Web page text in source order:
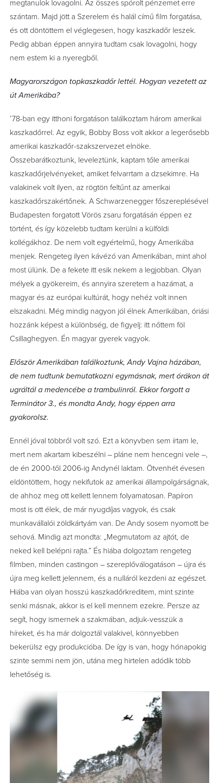
megtanulok lovagolni. Az összes spórolt pénzemet erre
szántam. Majd jött a Szerelem és halál című film forgatása,
és ott döntöttem el véglegesen, hogy kaszkadőr leszek.
Pedig abban éppen annyira tudtam csak lovagolni, hogy
nem estem ki a nyeregből.
Magyarországon topkaszkadőr lettél. Hogyan vezetett az
út Amerikába?
’78-ban egy itthoni forgatáson találkoztam három amerikai
kaszkadőrrel. Az egyik, Bobby Boss volt akkor a legerősebb
amerikai kaszkadőr-szakszervezet elnöke.
Összebarátkoztunk, leveleztünk, kaptam tőle amerikai
kaszkadőrjelvényeket, amiket felvarrtam a dzsekimre. Ha
valakinek volt ilyen, az rögtön feltűnt az amerikai
kaszkadőrszakértőnek. A Schwarzenegger főszereplésével
Budapesten forgatott Vörös zsaru forgatásán éppen ez
történt, és így közelebb tudtam kerülni a külföldi
kollégákhoz. De nem volt egyértelmű, hogy Amerikába
menjek. Rengeteg ilyen kávézó van Amerikában, mint ahol
most ülünk. De a fekete itt esik nekem a legjobban. Olyan
mélyek a gyökereim, és annyira szeretem a hazámat, a
magyar és az európai kultúrát, hogy nehéz volt innen
elszakadni. Még mindig nagyon jól élnek Amerikában, óriási
hozzánk képest a különbség, de figyelj: itt nőttem föl
Csillaghegyen. Én magyar gyerek vagyok.
Először Amerikában találkoztunk, Andy Vajna házában,
de nem tudtunk bemutatkozni egymásnak, mert órákon át
ugráltál a medencébe a trambulinról. Ekkor forgott a
Terminátor 3., és mondta Andy, hogy éppen arra
gyakorolsz.
Ennél jóval többről volt szó. Ezt a könyvben sem írtam le,
mert nem akartam kibeszélni – pláne nem hencegni vele –,
de én 2000-től 2006-ig Andynél laktam. Ötvenhét évesen
eldöntöttem, hogy nekifutok az amerikai állampolgárságnak,
de ahhoz meg ott kellett lennem folyamatosan. Papíron
most is ott élek, de már nyugdíjas vagyok, és csak
munkavállalói zöldkártyám van. De Andy sosem nyomott be
sehová. Mindig azt mondta: „Megmutatom az ajtót, de
neked kell belépni rajta.” És hiába dolgoztam rengeteg
filmben, minden castingon – szereplőválogatáson – újra és
újra meg kellett jelennem, és a nulláról kezdeni az egészet.
Hiába van olyan hosszú kaszkadőrkreditem, mint szinte
senki másnak, akkor is el kell mennem ezekre. Persze az
segít, hogy ismernek a szakmában, adjuk-vesszük a
híreket, és ha már dolgoztál valakivel, könnyebben
bekerülsz egy produkcióba. De így is van, hogy hónapokig
szinte semmi nem jön, utána meg hirtelen adódik több
lehetőség is.